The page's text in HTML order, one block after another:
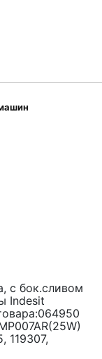
с бок.сливом
Indesit
119307,